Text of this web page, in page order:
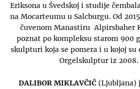
Eriksona u Švedskoj i studije
na Mocarteumu u Salcburgu. Od
čuvenom Manastiru Alpirsbaher
poznat po kompleksu starom 900
skulpturi koja se pomera i u kojoj
Orgelskulptur iz 2008.
DALIBOR MIKLAVČIČ (Ljubljana)